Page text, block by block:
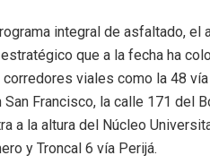
integral de asfaltado, el
que a la fecha ha
viales como la 48
Francisco, la calle 171 del
a la altura del Núcleo
y Troncal 6 vía Perijá.